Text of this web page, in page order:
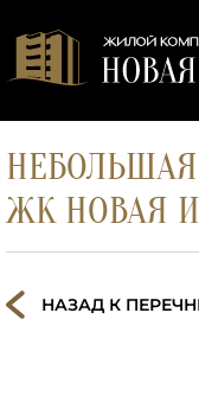
НЕБОЛЬШАЯ
ЖК НОВАЯ
НАЗАД К